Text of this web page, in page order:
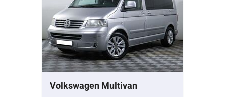
Volkswagen Multivan